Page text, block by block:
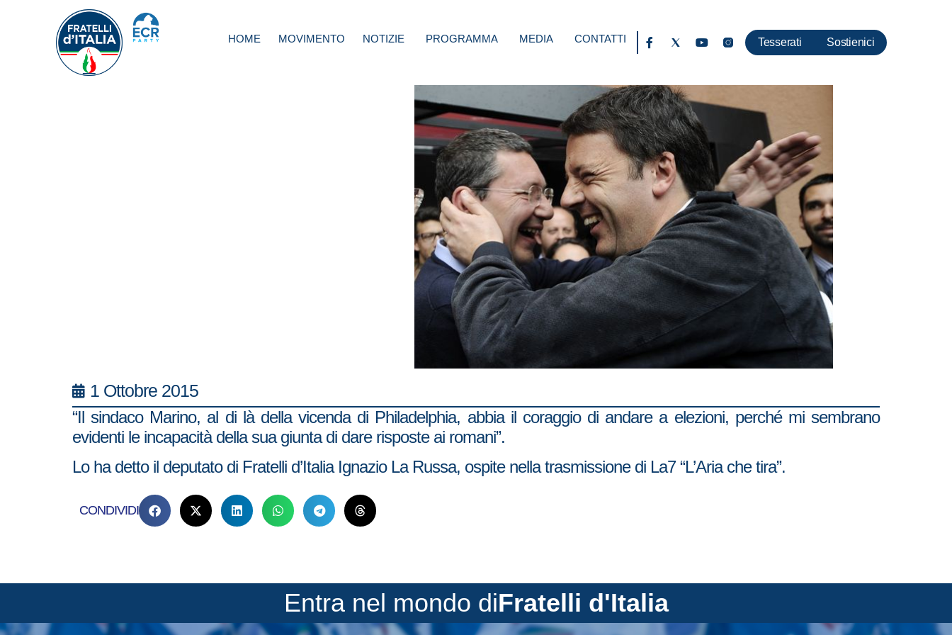
HOME MOVIMENTO NOTIZIE PROGRAMMA MEDIA CONTATTI Tesserati Sostienici
1 Ottobre 2015
“Il sindaco Marino, al di là della vicenda di Philadelphia, abbia il coraggio di andare a elezioni, perché mi sembrano
evidenti le incapacità della sua giunta di dare risposte ai romani”.
Lo ha detto il deputato di Fratelli d’Italia Ignazio La Russa, ospite nella trasmissione di La7 “L’Aria che tira”.
CONDIVIDI
Entra nel mondo diFratelli d'Italia